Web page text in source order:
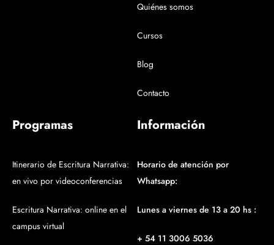
Quiénes somos
Cursos
Blog
Contacto
Programas
Itinerario de Escritura Narrativa:
en vivo por videoconferencias
Escritura Narrativa: online en el
campus virtual
Información
Horario de atención por
Whatsapp:
Lunes a viernes de 13 a 20 hs :
+ 54 11 3006 5036